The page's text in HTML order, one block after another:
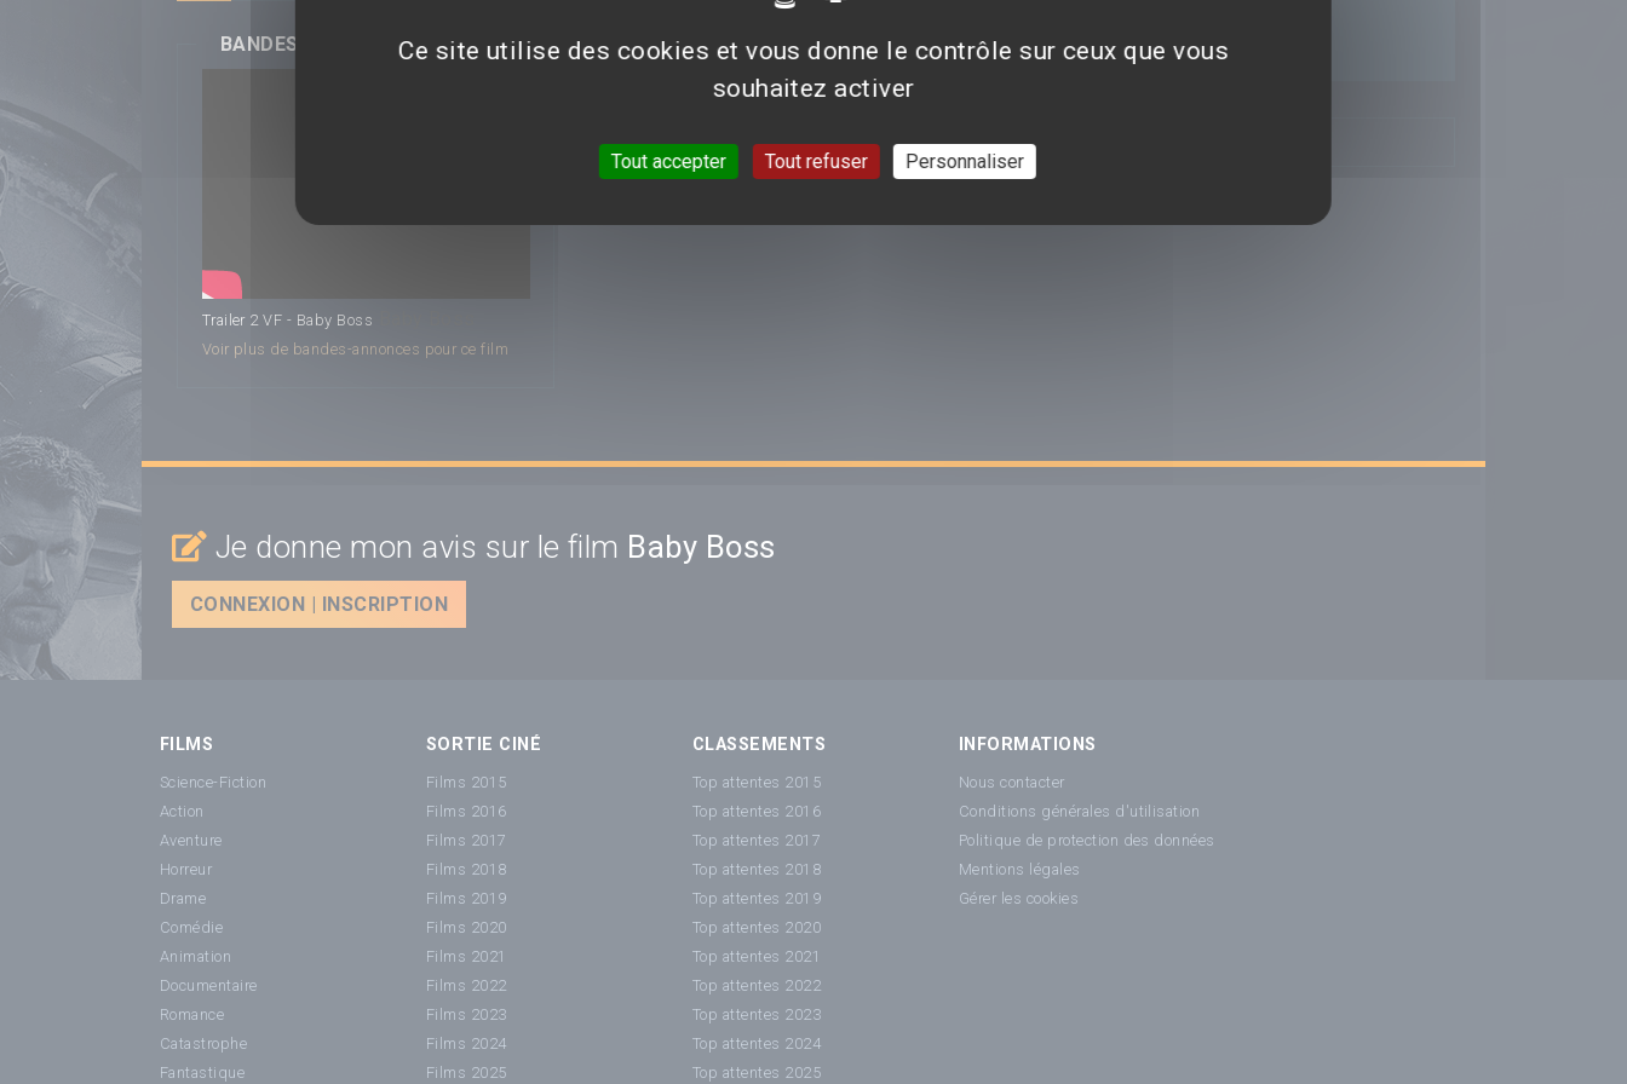
BANDES-ANNONCES
Trailer 2 VF - Baby Boss
Voir plus de bandes-annonces pour ce film
VOIR TOUTES LES CRITIQUES
Je donne mon avis sur le film Baby Boss
CONNEXION | INSCRIPTION
FILMS
Science-Fiction
Action
Aventure
Horreur
Drame
Comédie
Animation
Documentaire
Romance
Catastrophe
Fantastique
SORTIE CINÉ
Films 2015
Films 2016
Films 2017
Films 2018
Films 2019
Films 2020
Films 2021
Films 2022
Films 2023
Films 2024
Films 2025
CLASSEMENTS
Top attentes 2015
Top attentes 2016
Top attentes 2017
Top attentes 2018
Top attentes 2019
Top attentes 2020
Top attentes 2021
Top attentes 2022
Top attentes 2023
Top attentes 2024
Top attentes 2025
INFORMATIONS
Nous contacter
Conditions générales d'utilisation
Politique de protection des données
Mentions légales
Gérer les cookies
Ce site utilise des cookies et vous donne le contrôle sur ceux que vous
souhaitez activer
Tout accepter Tout refuser Personnaliser